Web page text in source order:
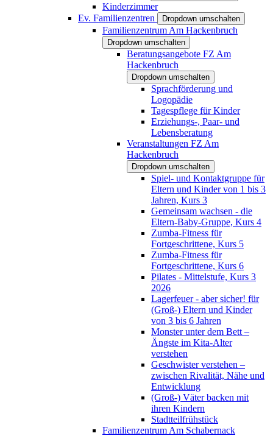
Kinderzimmer
Ev. Familienzentren
Dropdown umschalten
Familienzentrum Am Hackenbruch
Dropdown umschalten
Beratungsangebote FZ Am
Hackenbruch
Dropdown umschalten
Sprachförderung und
Logopädie
Tagespflege für Kinder
Erziehungs-, Paar- und
Lebensberatung
Veranstaltungen FZ Am
Hackenbruch
Dropdown umschalten
Spiel- und Kontaktgruppe für
Eltern und Kinder von 1 bis 3
Jahren, Kurs 3
Gemeinsam wachsen - die
Eltern-Baby-Gruppe, Kurs 4
Zumba-Fitness für
Fortgeschrittene, Kurs 5
Zumba-Fitness für
Fortgeschrittene, Kurs 6
Pilates - Mittelstufe, Kurs 3
2026
Lagerfeuer - aber sicher! für
(Groß-) Eltern und Kinder
von 3 bis 6 Jahren
Monster unter dem Bett –
Ängste im Kita-Alter
verstehen
Geschwister verstehen –
zwischen Rivalität, Nähe und
Entwicklung
(Groß-) Väter backen mit
ihren Kindern
Stadtteilfrühstück
Familienzentrum Am Schabernack